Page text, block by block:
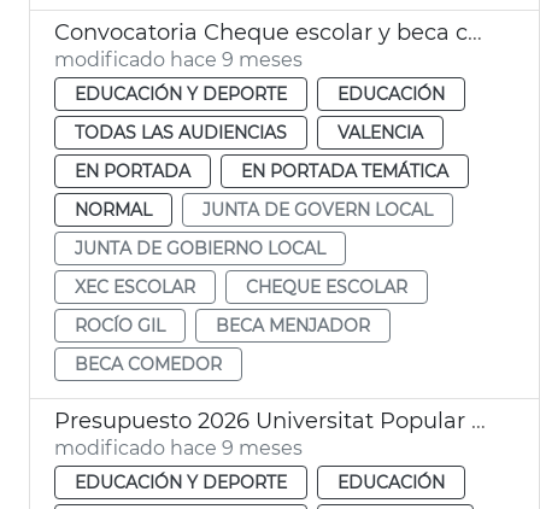
Convocatoria Cheque escolar y beca comedor València
modificado hace 9 meses
EDUCACIÓN Y DEPORTE
EDUCACIÓN
TODAS LAS AUDIENCIAS
VALENCIA
EN PORTADA
EN PORTADA TEMÁTICA
NORMAL
JUNTA DE GOVERN LOCAL
JUNTA DE GOBIERNO LOCAL
XEC ESCOLAR
CHEQUE ESCOLAR
ROCÍO GIL
BECA MENJADOR
BECA COMEDOR
Presupuesto 2026 Universitat Popular València
modificado hace 9 meses
EDUCACIÓN Y DEPORTE
EDUCACIÓN